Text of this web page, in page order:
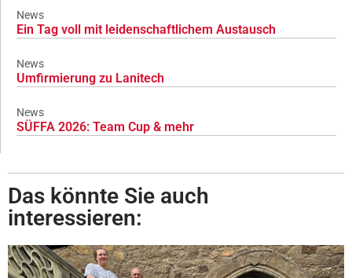
News
Ein Tag voll mit leidenschaftlichem Austausch
News
Umfirmierung zu Lanitech
News
SÜFFA 2026: Team Cup & mehr
Das könnte Sie auch
interessieren: